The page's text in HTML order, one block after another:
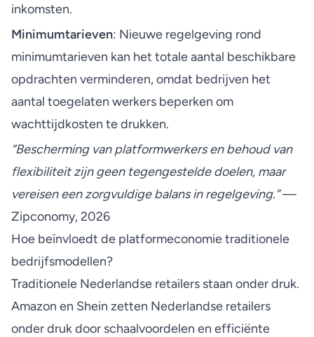
inkomsten.
Minimumtarieven: Nieuwe regelgeving rond
minimumtarieven kan het totale aantal beschikbare
opdrachten verminderen, omdat bedrijven het
aantal toegelaten werkers beperken om
wachttijdkosten te drukken.
“Bescherming van platformwerkers en behoud van
flexibiliteit zijn geen tegengestelde doelen, maar
vereisen een zorgvuldige balans in regelgeving.”—
Zipconomy, 2026
Hoe beïnvloedt de platformeconomie traditionele
bedrijfsmodellen?
Traditionele Nederlandse retailers staan onder druk.
Amazon en Shein zetten Nederlandse retailers
onder drukdoor schaalvoordelen en efficiënte